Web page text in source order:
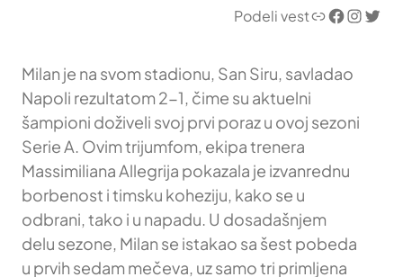
Podeli vestLink Facebook InstagramTwitter
Milan je na svom stadionu, San Siru, savladao
Napoli rezultatom 2-1, čime su aktuelni
šampioni doživeli svoj prvi poraz u ovoj sezoni
Serie A. Ovim trijumfom, ekipa trenera
Massimiliana Allegrija pokazala je izvanrednu
borbenost i timsku koheziju, kako se u
odbrani, tako i u napadu. U dosadašnjem
delu sezone, Milan se istakao sa šest pobeda
u prvih sedam mečeva, uz samo tri primljena